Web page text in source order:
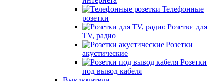
Телефонные
розетки
Розетки для
TV, радио
Розетки
акустические
Розетки
под вывод кабеля